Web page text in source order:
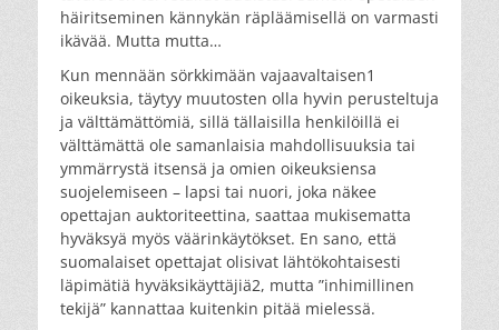
häiritseminen kännykän räpläämisellä on varmasti
ikävää. Mutta mutta…
Kun mennään sörkkimään vajaavaltaisen1
oikeuksia, täytyy muutosten olla hyvin perusteltuja
ja välttämättömiä, sillä tällaisilla henkilöillä ei
välttämättä ole samanlaisia mahdollisuuksia tai
ymmärrystä itsensä ja omien oikeuksiensa
suojelemiseen – lapsi tai nuori, joka näkee
opettajan auktoriteettina, saattaa mukisematta
hyväksyä myös väärinkäytökset. En sano, että
suomalaiset opettajat olisivat lähtökohtaisesti
läpimätiä hyväksikäyttäjiä2, mutta ”inhimillinen
tekijä” kannattaa kuitenkin pitää mielessä.